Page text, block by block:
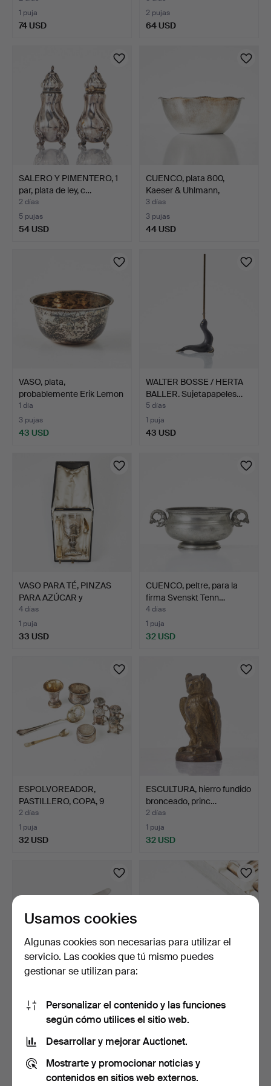
1 puja
74 USD
2 pujas
64 USD
SALERO Y PIMENTERO, 1
par, plata de ley, c…
2 días
5 pujas
54 USD
CUENCO, plata 800,
Kaeser & Uhlmann,
Schwä…
3 días
3 pujas
44 USD
VASO, plata,
probablemente Erik Lemon
(act…
1 día
3 pujas
43 USD
WALTER BOSSE / HERTA
BALLER. Sujetapapeles…
5 días
1 puja
43 USD
VASO PARA TÉ, PINZAS
PARA AZÚCAR y
CUCHARA…
4 días
1 puja
33 USD
CUENCO, peltre, para la
firma Svenskt Tenn…
4 días
1 puja
32 USD
ESPOLVOREADOR,
PASTILLERO, COPA, 9
piezas,…
2 días
1 puja
32 USD
ESCULTURA, hierro fundido
bronceado, princ…
2 días
1 puja
32 USD
piezas, plata, Władys…
32 USD
Guldsmedsakti…
4 días
32 USD
Usamos cookies
Algunas cookies son necesarias para utilizar el
servicio. Las cookies que tú mismo puedes
gestionar se utilizan para:
Personalizar el contenido y las funciones
según cómo utilices el sitio web.
Desarrollar y mejorar Auctionet.
Mostrarte y promocionar noticias y
contenidos en sitios web externos.